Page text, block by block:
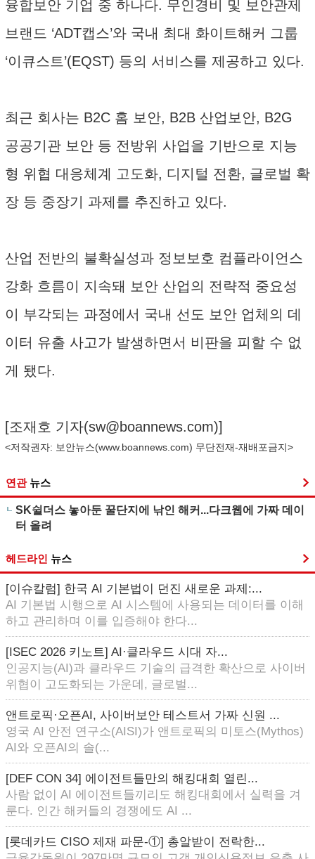
융합보안 기업 중 하나다. 무인경비 및 보안관제
브랜드 ‘ADT캡스’와 국내 최대 화이트해커 그룹
‘이큐스트’(EQST) 등의 서비스를 제공하고 있다.
최근 회사는 B2C 홈 보안, B2B 산업보안, B2G
공공기관 보안 등 전방위 사업을 기반으로 지능
형 위협 대응체계 고도화, 디지털 전환, 글로벌 확
장 등 중장기 과제를 추진하고 있다.
산업 전반의 불확실성과 정보보호 컴플라이언스
강화 흐름이 지속돼 보안 산업의 전략적 중요성
이 부각되는 과정에서 국내 선도 보안 업체의 데
이터 유출 사고가 발생하면서 비판을 피할 수 없
게 됐다.
[조재호 기자(sw@boannews.com)]
<저작권자: 보안뉴스(www.boannews.com) 무단전재-재배포금지>
연관 뉴스
SK쉴더스 놓아둔 꿀단지에 낚인 해커...다크웹에 가짜 데이
터 올려
헤드라인 뉴스
[이슈칼럼] 한국 AI 기본법이 던진 새로운 과제:...
AI 기본법 시행으로 AI 시스템에 사용되는 데이터를 이해
하고 관리하며 이를 입증해야 한다...
[ISEC 2026 키노트] AI·클라우드 시대 자...
인공지능(AI)과 클라우드 기술의 급격한 확산으로 사이버
위협이 고도화되는 가운데, 글로벌...
앤트로픽·오픈AI, 사이버보안 테스트서 가짜 신원 ...
영국 AI 안전 연구소(AISI)가 앤트로픽의 미토스(Mythos)
AI와 오픈AI의 솔(...
[DEF CON 34] 에이전트들만의 해킹대회 열린...
사람 없이 AI 에이전트들끼리도 해킹대회에서 실력을 겨
룬다. 인간 해커들의 경쟁에도 AI ...
[롯데카드 CISO 제재 파문-①] 총알받이 전락한...